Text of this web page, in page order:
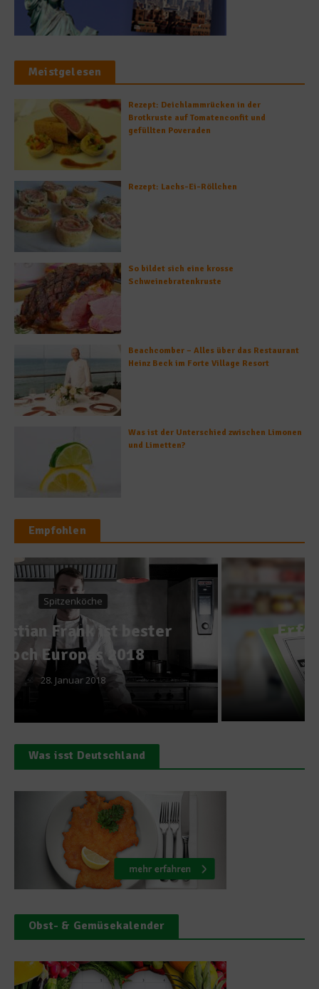
Meistgelesen
Rezept: Deichlammrücken in der
Brotkruste auf Tomatenconfit und
gefüllten Poveraden
Rezept: Lachs-Ei-Röllchen
So bildet sich eine krosse
Schweinebratenkruste
Beachcomber – Alles über das Restaurant
Heinz Beck im Forte Village Resort
Was ist der Unterschied zwischen Limonen
und Limetten?
Empfohlen
Ratgeber Abnehmen
Erfolgreiche Diät – und
dann?
5. Juli 2012
Was isst Deutschland
Obst- & Gemüsekalender